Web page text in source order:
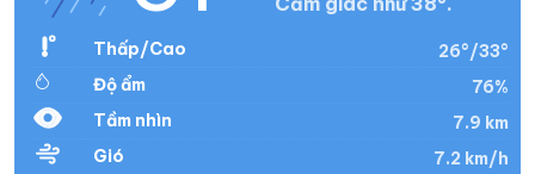
Thấp/Cao
26°/33°
Độ ẩm
76%
Tầm nhìn
7.9 km
Gió
7.2 km/h